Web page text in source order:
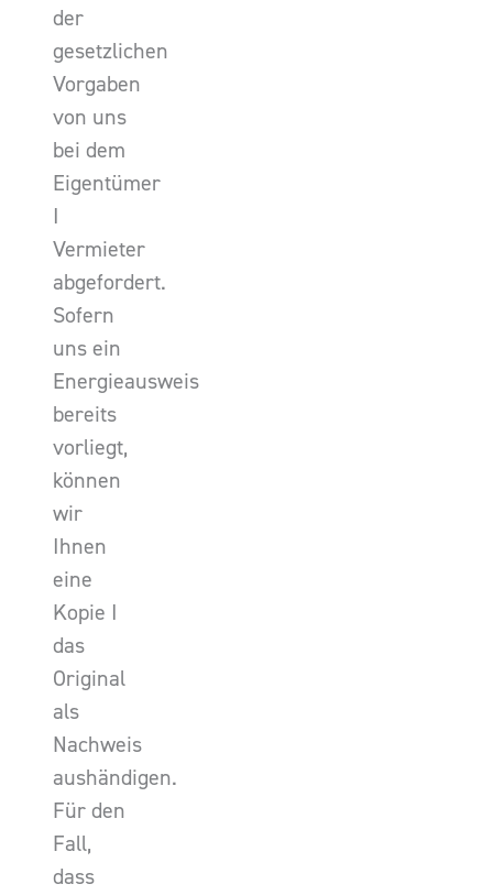
der
gesetzlichen
Vorgaben
von uns
bei dem
Eigentümer
I
Vermieter
abgefordert.
Sofern
uns ein
Energieausweis
bereits
vorliegt,
können
wir
Ihnen
eine
Kopie I
das
Original
als
Nachweis
aushändigen.
Für den
Fall,
dass